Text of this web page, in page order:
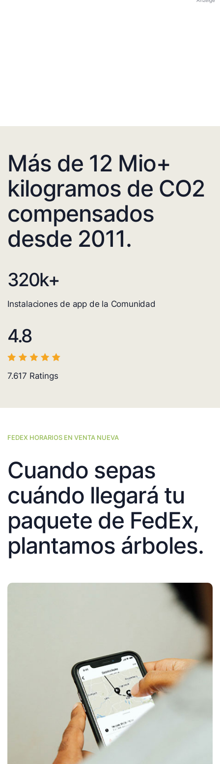
Más de 12 Mio+
kilogramos de CO2
compensados
desde 2011.
320k+
Instalaciones de app de la Comunidad
4.8
7.617 Ratings
FEDEX HORARIOS EN VENTA NUEVA
Cuando sepas
cuándo llegará tu
paquete de FedEx,
plantamos árboles.